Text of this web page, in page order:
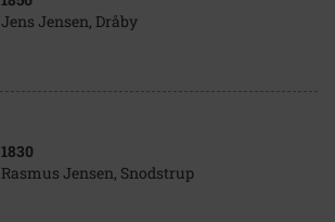
Jens Jensen, Dråby
1830
Rasmus Jensen, Snodstrup